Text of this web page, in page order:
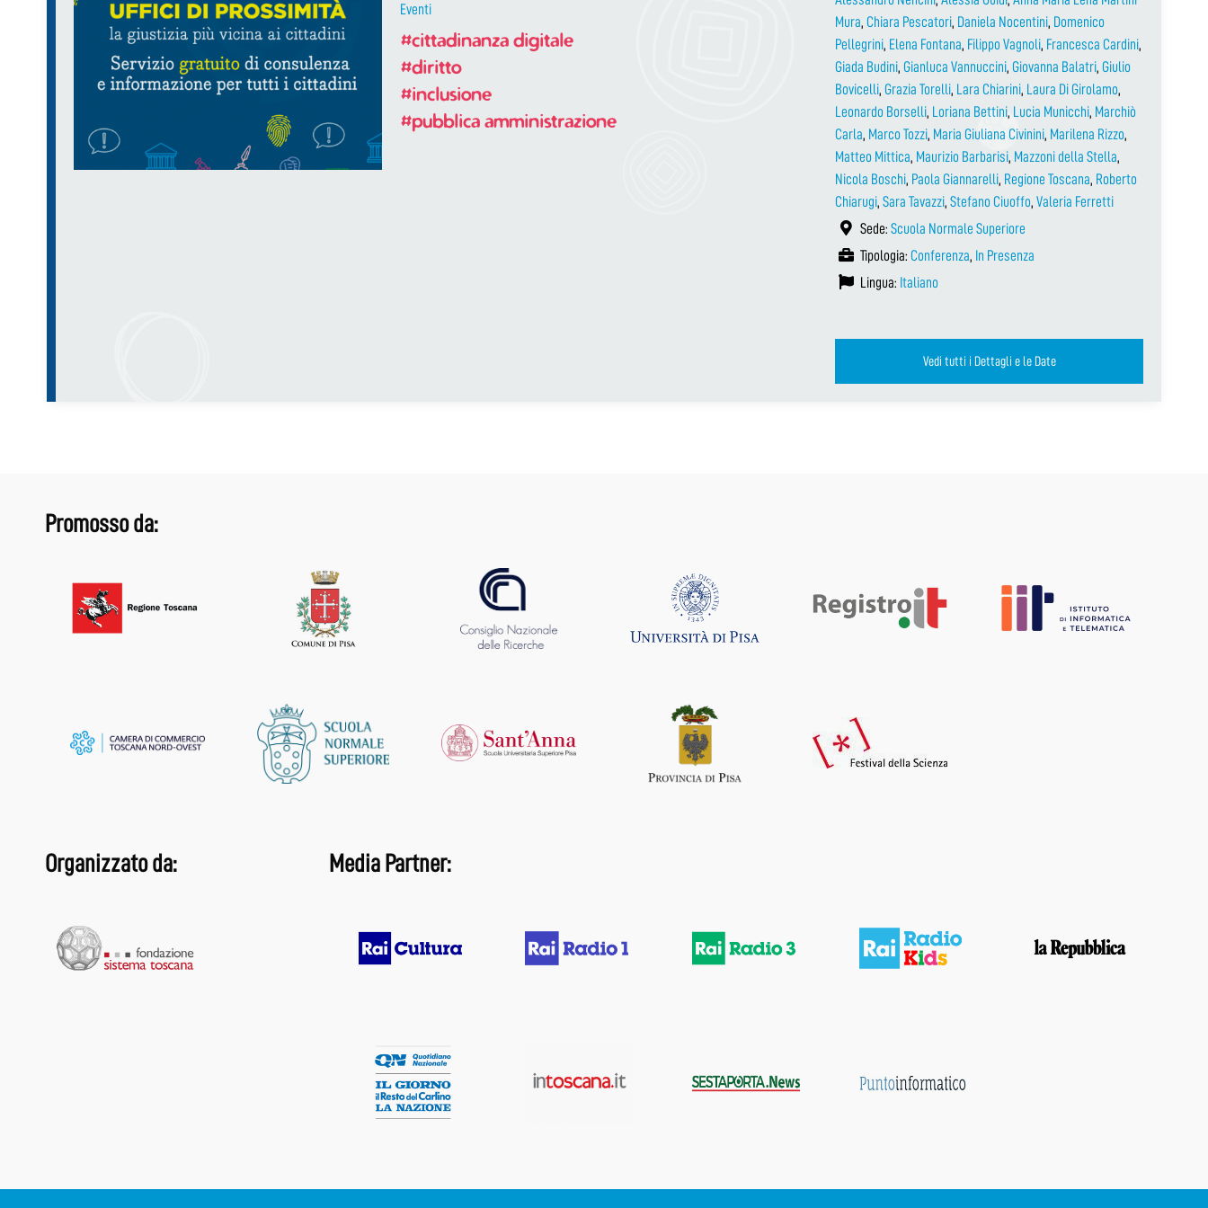
Eventi
#cittadinanza digitale
#diritto
#inclusione
#pubblica amministrazione
Mura, Chiara Pescatori, Daniela Nocentini, Domenico
Pellegrini, Elena Fontana, Filippo Vagnoli, Francesca Cardini,
Giada Budini, Gianluca Vannuccini, Giovanna Balatri, Giulio
Bovicelli, Grazia Torelli, Lara Chiarini, Laura Di Girolamo,
Leonardo Borselli, Loriana Bettini, Lucia Municchi, Marchiò
Carla, Marco Tozzi, Maria Giuliana Civinini, Marilena Rizzo,
Matteo Mittica, Maurizio Barbarisi, Mazzoni della Stella,
Nicola Boschi, Paola Giannarelli, Regione Toscana, Roberto
Chiarugi, Sara Tavazzi, Stefano Ciuoffo, Valeria Ferretti
Sede: Scuola Normale Superiore
Tipologia: Conferenza, In Presenza
Lingua: Italiano
Vedi tutti i Dettagli e le Date
Promosso da:
Organizzato da: Media Partner: